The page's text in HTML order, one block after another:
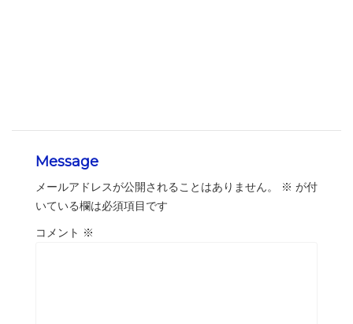
Message
メールアドレスが公開されることはありません。 ※ が付
いている欄は必須項目です
コメント ※